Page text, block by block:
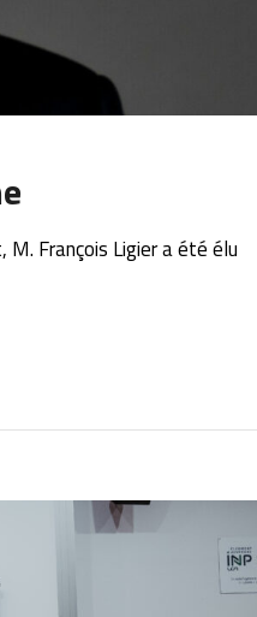
François Ligier a été élu